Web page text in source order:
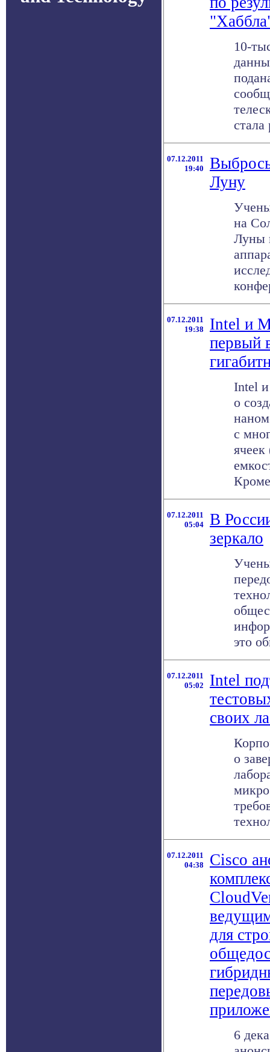
10-
стала
07.12.2011
19:40
Луну
на
Луны
07.12.2011
19:38
Intel и
первый
Intel
о
с
07.12.2011
05:04
В
зеркало
это
07.12.2011
05:02
Intel
своих
о
07.12.2011
04:38
Cisco
для
6